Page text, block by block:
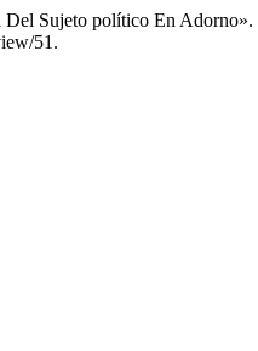
Sujeto político En Adorno».
51.